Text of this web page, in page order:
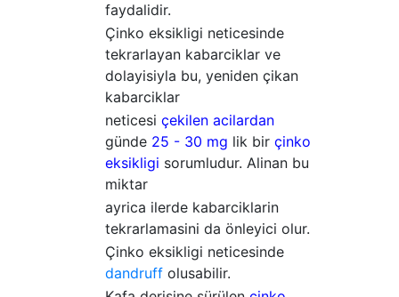
faydalidir.
Çinko eksikligi neticesinde
tekrarlayan kabarciklar ve
dolayisiyla bu, yeniden çikan
kabarciklar
neticesi çekilen acilardan
günde 25 - 30 mg lik bir çinko
eksikligi sorumludur. Alinan bu
miktar
ayrica ilerde kabarciklarin
tekrarlamasini da önleyici olur.
Çinko eksikligi neticesinde
dandruff olusabilir.